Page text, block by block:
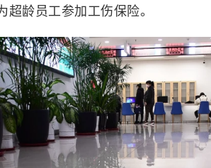
超龄员工参加工伤保险。